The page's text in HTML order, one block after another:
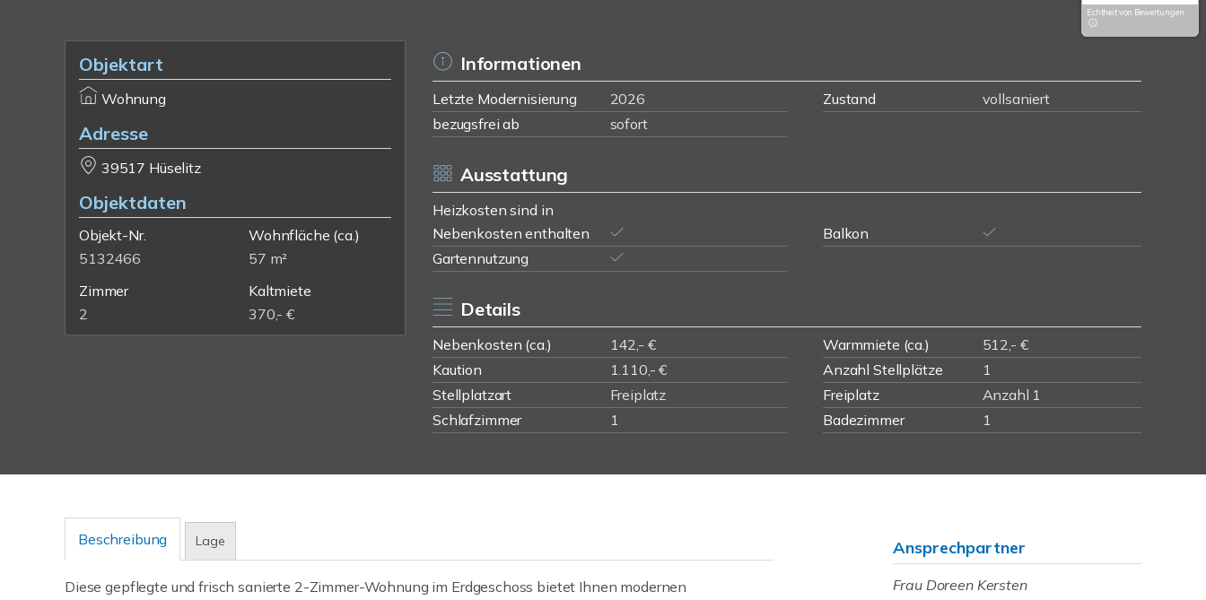
Objektart
Wohnung
Adresse
39517 Hüselitz
Objektdaten
Objekt-Nr.
5132466
Wohnfläche (ca.)
57 m²
Zimmer
2
Kaltmiete
370,- €
Informationen
Letzte Modernisierung 2026 Zustand
vollsaniert
bezugsfrei ab
sofort
Ausstattung
Heizkosten sind in
Nebenkosten enthalten
Balkon
Gartennutzung
Details
Nebenkosten (ca.) 142,- € Warmmiete (ca.)
512,- €
Kaution
1.110,- € Anzahl Stellplätze
1
Stellplatzart
Freiplatz Freiplatz
Anzahl 1
Schlafzimmer
1 Badezimmer 1
Beschreibung Lage
Diese gepflegte und frisch sanierte 2-Zimmer-Wohnung im Erdgeschoss bietet Ihnen modernen
Ansprechpartner
Frau Doreen Kersten
Echtheit von Bewertungen